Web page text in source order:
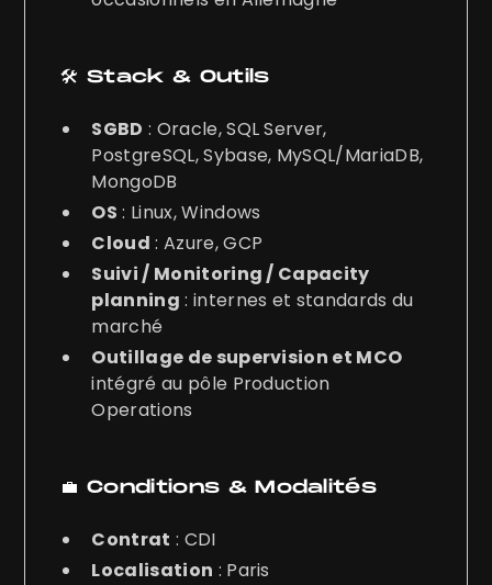
🛠️ Stack & Outils
SGBD : Oracle, SQL Server,
PostgreSQL, Sybase, MySQL/MariaDB,
MongoDB
OS : Linux, Windows
Cloud : Azure, GCP
Suivi / Monitoring / Capacity
planning : internes et standards du
marché
Outillage de supervision et MCO
intégré au pôle Production
Operations
💼 Conditions & Modalités
Contrat : CDI
Localisation : Paris